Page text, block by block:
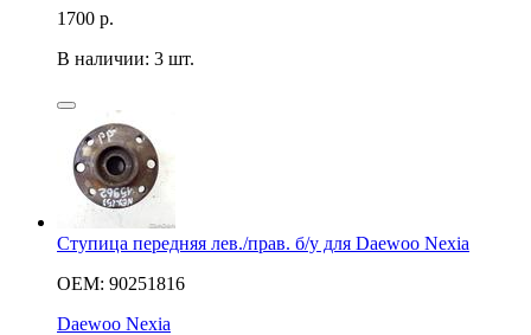
1700 р.
В наличии: 3 шт.
Ступица передняя лев./прав. б/у для Daewoo Nexia
OEM: 90251816
Daewoo Nexia